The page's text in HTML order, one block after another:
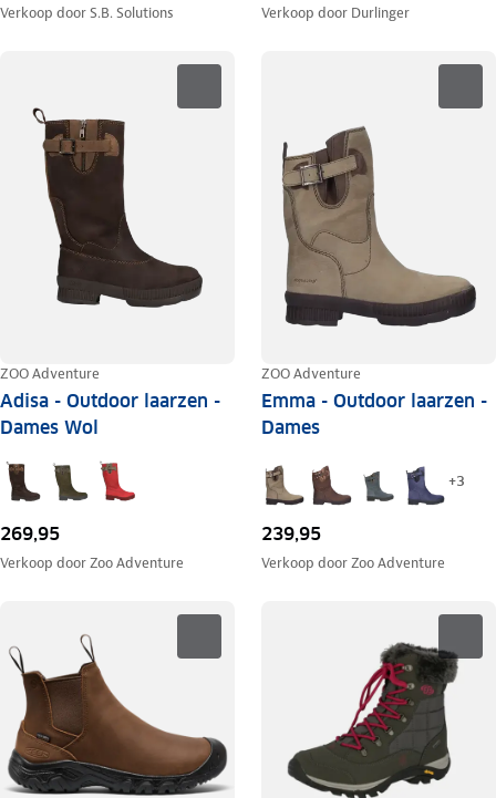
Verkoop doorS.B. Solutions Verkoop door Durlinger
ZOO Adventure
Adisa - Outdoor laarzen -
Dames Wol
269,95
Verkoop doorZoo Adventure
ZOO Adventure
Emma - Outdoor laarzen -
Dames
+3
239,95
Verkoop doorZoo Adventure